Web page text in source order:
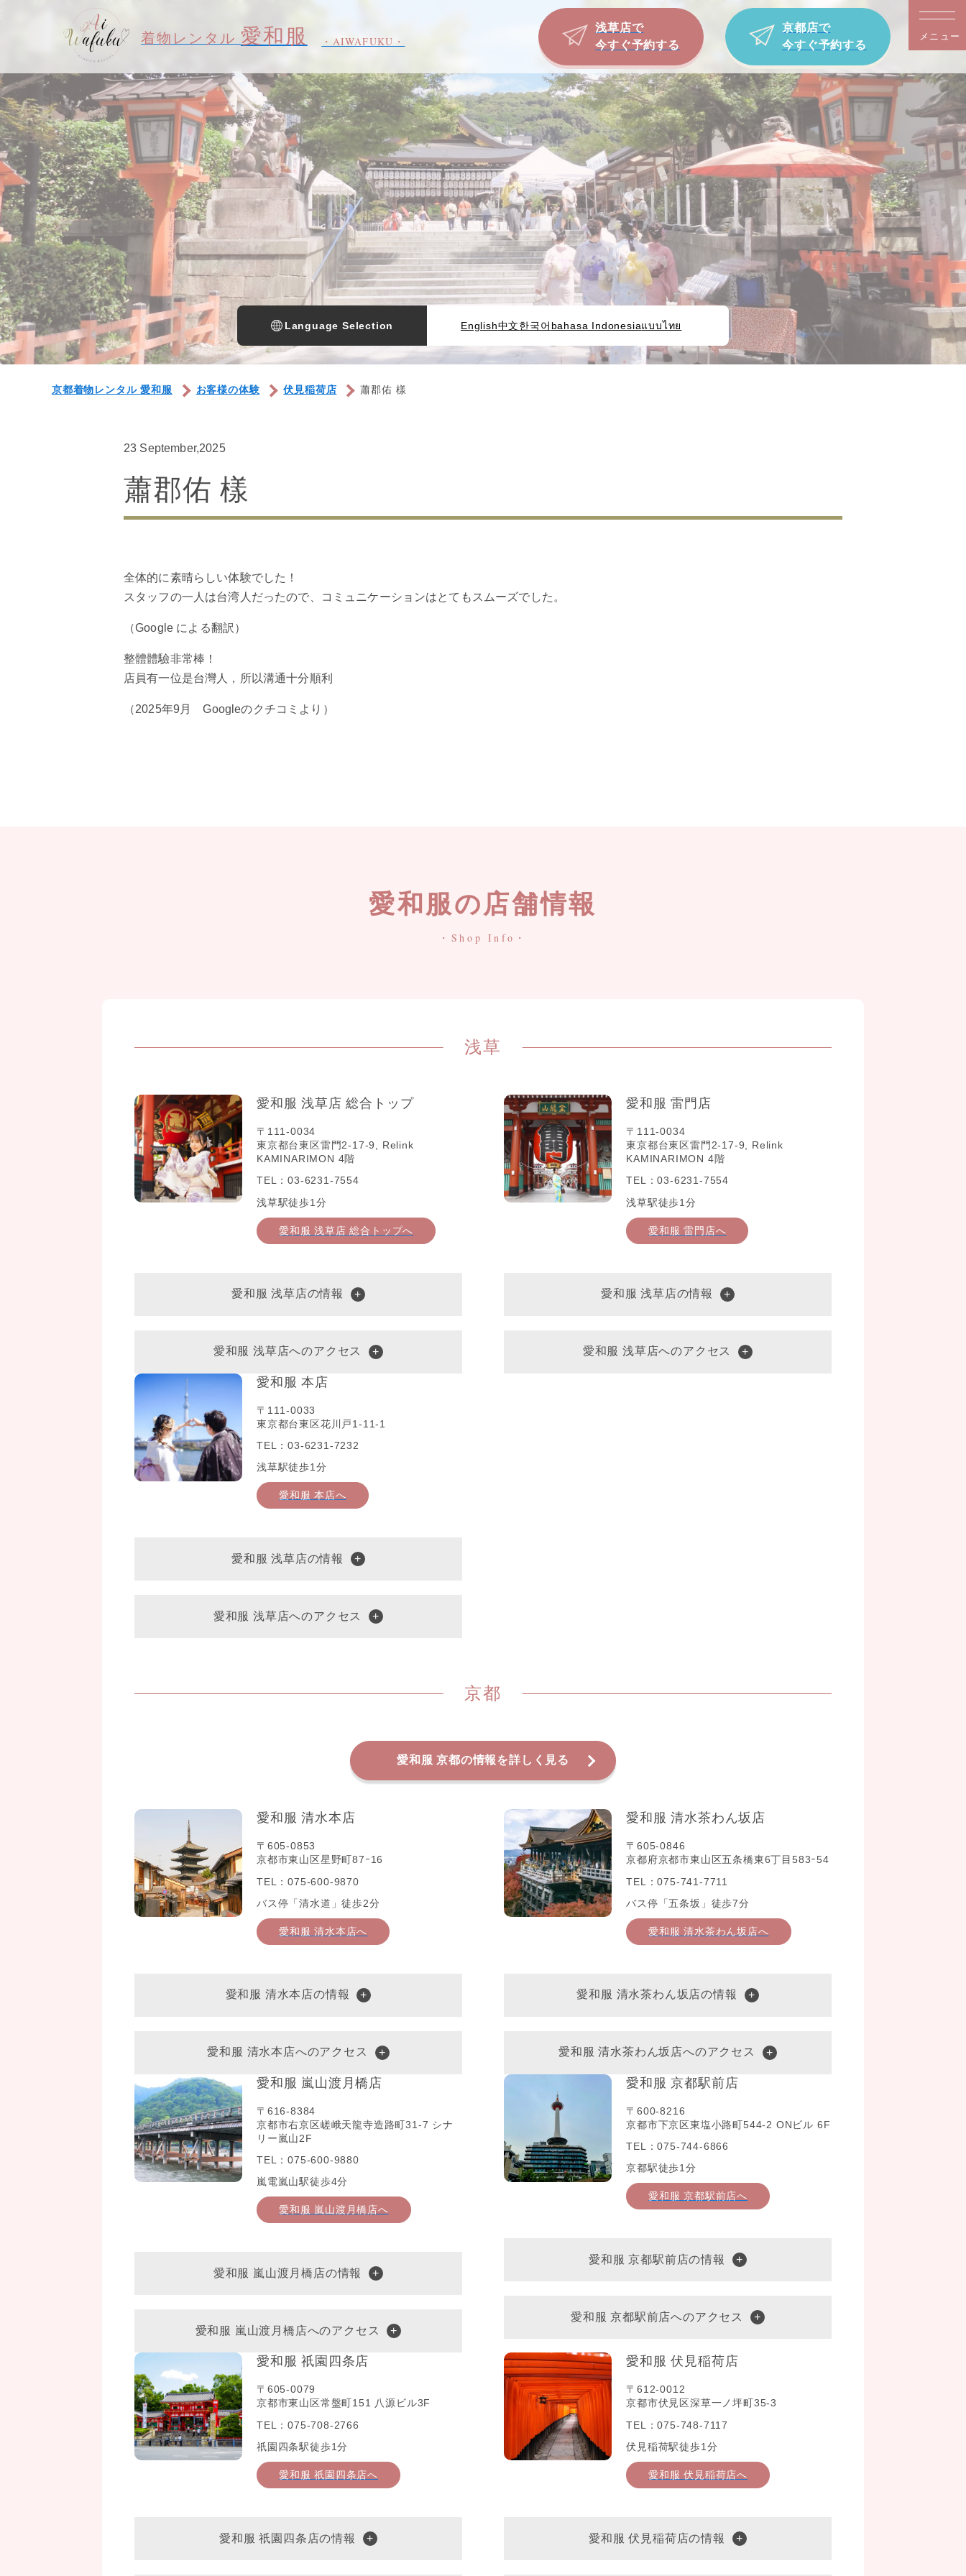
着物レンタル 愛和服 ・AIWAFUKU・
浅草店で
今すぐ予約する
京都店で
今すぐ予約する
メニュー
京都着物レンタル 愛和服 お客様の体験 伏見稲荷店 蕭郡佑 樣
Language Selection English中文한국어 bahasa Indonesiaแบบไทย
23 September,2025
蕭郡佑 樣
全体的に素晴らしい体験でした！
スタッフの一人は台湾人だったので、コミュニケーションはとてもスムーズでした。
（Google による翻訳）
整體體驗非常棒！
店員有一位是台灣人，所以溝通十分順利
（2025年9月 Googleのクチコミより）
愛和服の店舗情報
・Shop Info・
浅草
愛和服 浅草店 総合トップ
〒111-0034
東京都台東区雷門2-17-9, Relink
KAMINARIMON 4階
TEL：03-6231-7554
浅草駅徒歩1分
愛和服 浅草店 総合トップへ
愛和服 浅草店の情報
愛和服 浅草店へのアクセス
愛和服 雷門店
〒111-0034
東京都台東区雷門2-17-9, Relink
KAMINARIMON 4階
TEL：03-6231-7554
浅草駅徒歩1分
愛和服 雷門店へ
愛和服 浅草店の情報
愛和服 浅草店へのアクセス
愛和服 本店
〒111-0033
東京都台東区花川戸1-11-1
TEL：03-6231-7232
浅草駅徒歩1分
愛和服 本店へ
愛和服 浅草店の情報
愛和服 浅草店へのアクセス
京都
愛和服 京都の情報を詳しく見る
愛和服 清水本店
〒605-0853
京都市東山区星野町87ｰ16
TEL：075-600-9870
バス停「清水道」徒歩2分
愛和服 清水本店へ
愛和服 清水本店の情報
愛和服 清水本店へのアクセス
愛和服 清水茶わん坂店
〒605-0846
京都府京都市東山区五条橋東6丁目583ｰ54
TEL：075-741-7711
バス停「五条坂」徒歩7分
愛和服 清水茶わん坂店へ
愛和服 清水茶わん坂店の情報
愛和服 清水茶わん坂店へのアクセス
愛和服 嵐山渡月橋店
〒616-8384
京都市右京区嵯峨天龍寺造路町31-7 シナ
リー嵐山2F
TEL：075-600-9880
嵐電嵐山駅徒歩4分
愛和服 嵐山渡月橋店へ
愛和服 嵐山渡月橋店の情報
愛和服 嵐山渡月橋店へのアクセス
愛和服 京都駅前店
〒600-8216
京都市下京区東塩小路町544-2 ONビル 6F
TEL：075-744-6866
京都駅徒歩1分
愛和服 京都駅前店へ
愛和服 京都駅前店の情報
愛和服 京都駅前店へのアクセス
愛和服 祇園四条店
〒605-0079
京都市東山区常盤町151 八源ビル3F
TEL：075-708-2766
祇園四条駅徒歩1分
愛和服 祇園四条店へ
愛和服 祇園四条店の情報
愛和服 伏見稲荷店
〒612-0012
京都市伏見区深草一ノ坪町35-3
TEL：075-748-7117
伏見稲荷駅徒歩1分
愛和服 伏見稲荷店へ
愛和服 伏見稲荷店の情報